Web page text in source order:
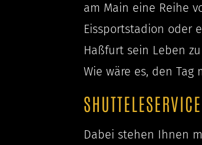
am Main eine Reihe
Eissportstadion oder
Haßfurt sein Leben
Wie wäre es, den
Dabei stehen Ihnen